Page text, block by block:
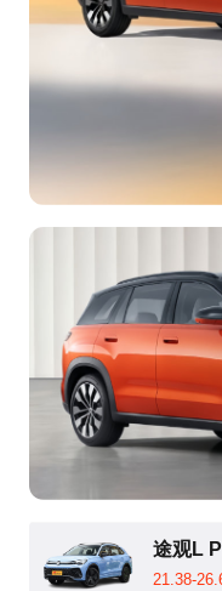
途观L
21.38-